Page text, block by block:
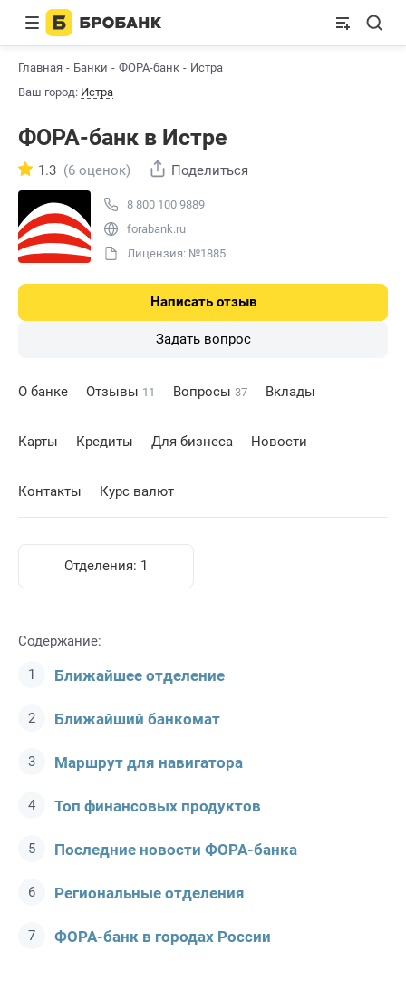
Главная Банки ФОРА-банк
Истра
Ваш город: Истра
ФОРА-банк в Истре
8 800 100 9889
forabank.ru
Лицензия: №1885
1.3 (6 оценок) Поделиться
Написать отзыв
Задать вопрос
О банке Отзывы 11 Вопросы 37 Вклады
Карты Кредиты Для бизнеса Новости
Контакты Курс валют
Отделения: 1
Содержание:
Ближайшее отделение
Ближайший банкомат
Маршрут для навигатора
Топ финансовых продуктов
Последние новости ФОРА-банкa
Региональные отделения
ФОРА-банк в городах России